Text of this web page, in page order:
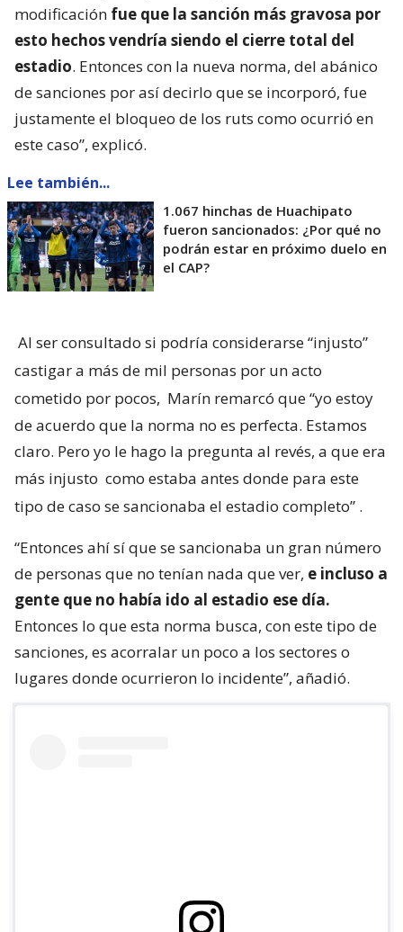
modificación fue que la sanción más gravosa por
esto hechos vendría siendo el cierre total del
estadio. Entonces con la nueva norma, del abánico
de sanciones por así decirlo que se incorporó, fue
justamente el bloqueo de los ruts como ocurrió en
este caso”, explicó.
Lee también...
1.067 hinchas de Huachipato
fueron sancionados: ¿Por qué no
podrán estar en próximo duelo en
el CAP?
Al ser consultado si podría considerarse “injusto”
castigar a más de mil personas por un acto
cometido por pocos, Marín remarcó que “yo estoy
de acuerdo que la norma no es perfecta. Estamos
claro. Pero yo le hago la pregunta al revés, a que era
más injusto como estaba antes donde para este
tipo de caso se sancionaba el estadio completo” .
“Entonces ahí sí que se sancionaba un gran número
de personas que no tenían nada que ver, e incluso a
gente que no había ido al estadio ese día.
Entonces lo que esta norma busca, con este tipo de
sanciones, es acorralar un poco a los sectores o
lugares donde ocurrieron lo incidente”, añadió.